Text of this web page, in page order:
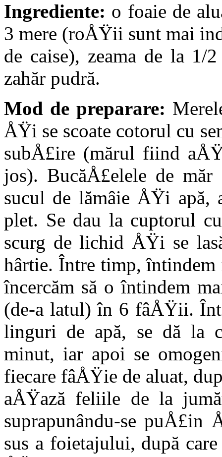
Ingrediente: o foaie de
3 mere (roÅŸii sunt mai
de caise), zeama de la 1/
zahăr pudră.
Mod de preparare:
ÅŸi se scoate cotorul cu
subÅ£ire (mărul fiind
jos). BucăÅ£elele de
sucul de lămâie ÅŸi apă,
plet. Se dau la cuptorul
scurg de lichid ÅŸi se
hârtie. Între timp, întindem
încercăm să o întindem
(de-a latul) în 6 fâÅŸii.
linguri de apă, se dă la
minut, iar apoi se
fiecare fâÅŸie de aluat,
aÅŸază feliile de la
suprapunându-se puÅ£in
sus a foietajului, după